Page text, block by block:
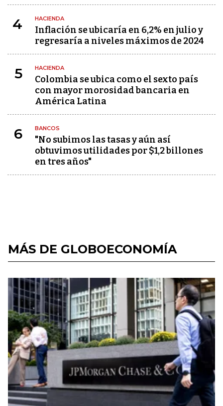
4 HACIENDA
Inflación se ubicaría en 6,2% en julio y
regresaría a niveles máximos de 2024
5 HACIENDA
Colombia se ubica como el sexto país
con mayor morosidad bancaria en
América Latina
6 BANCOS
"No subimos las tasas y aún así
obtuvimos utilidades por $1,2 billones
en tres años"
MÁS DE GLOBOECONOMÍA